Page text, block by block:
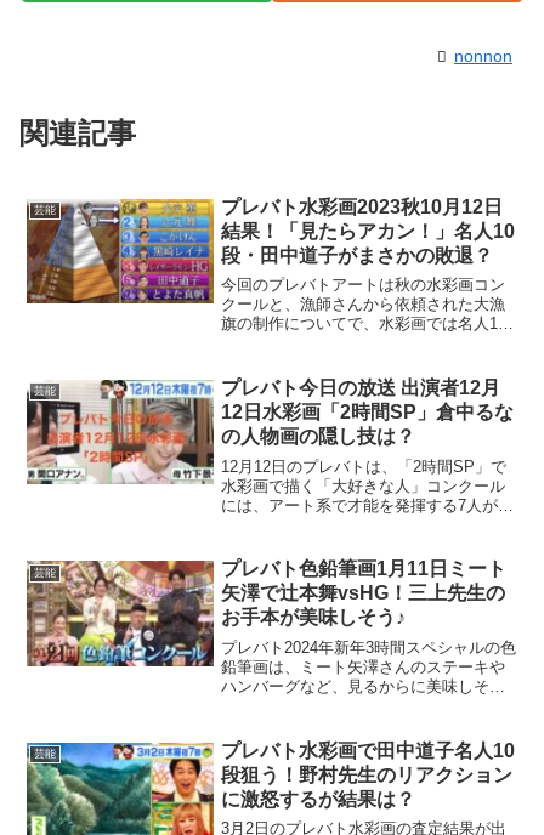
nonnon
関連記事
芸能
プレバト水彩画2023秋10月12日
結果！「見たらアカン！」名人10
段・田中道子がまさかの敗退？
今回のプレバトアートは秋の水彩画コン
クールと、漁師さんから依頼された大漁
旗の制作についてで、水彩画では名人10
てしまいました。名人級である田中さん
とHGさんが、最後...
芸能
プレバト今日の放送 出演者12月
12日水彩画「2時間SP」倉中るな
の人物画の隠し技は？
12月12日のプレバトは、「2時間SP」で
水彩画で描く「大好きな人」コンクール
には、アート系で才能を発揮する7人が挑
の優勝経験があるレイザーラモンHGさん
や鈴木砂羽さん...
芸能
プレバト色鉛筆画1月11日ミート
矢澤で辻本舞vsHG！三上先生の
お手本が美味しそう♪
プレバト2024年新年3時間スペシャルの色
鉛筆画は、ミート矢澤さんのステーキや
ハンバーグなど、見るからに美味しそう
や、脂が浮いたスープの細かさ、肉汁な
ど、とっても難関あ...
芸能
プレバト水彩画で田中道子名人10
段狙う！野村先生のリアクション
に激怒するが結果は？
3月2日のプレバト水彩画の査定結果が出